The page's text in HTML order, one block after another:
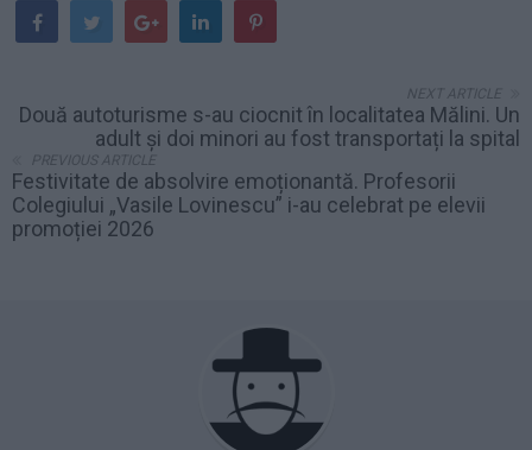
NEXT ARTICLE
Două autoturisme s-au ciocnit în localitatea Mălini. Un
adult și doi minori au fost transportați la spital
PREVIOUS ARTICLE
Festivitate de absolvire emoționantă. Profesorii
Colegiului „Vasile Lovinescu” i-au celebrat pe elevii
promoției 2026